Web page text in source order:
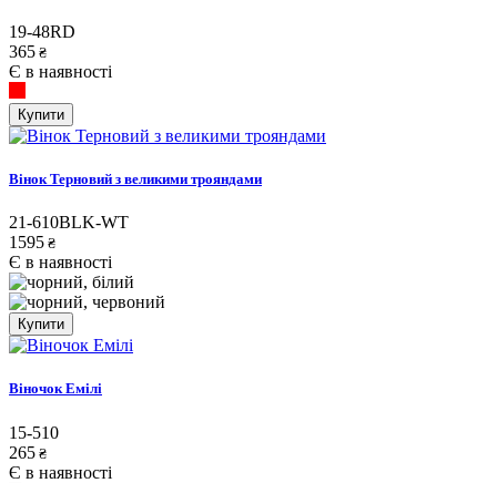
19-48RD
365 ₴
Є в наявності
Купити
Вінок Терновий з великими трояндами
21-610BLK-WT
1595 ₴
Є в наявності
Купити
Віночок Емілі
15-510
265 ₴
Є в наявності